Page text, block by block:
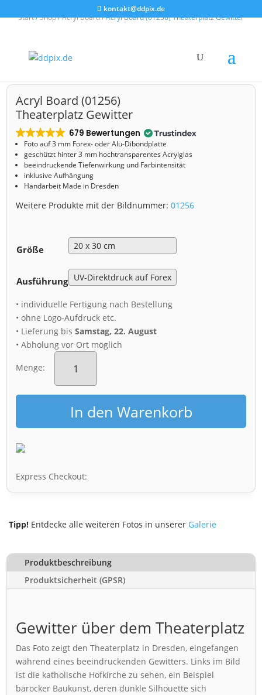
kontakt@ddpix.de
Start/Shop/Acryl Board/ Acryl Board (01256) Theaterplatz Gewitter
Acryl Board (01256)
Theaterplatz Gewitter
679 Bewertungen
Foto auf 3 mm Forex- oder Alu-Dibondplatte
geschützt hinter 3 mm hochtransparentes Acrylglas
beeindruckende Tiefenwirkung und Farbintensität
inklusive Aufhängung
Handarbeit Made in Dresden
Weitere Produkte mit der Bildnummer:01256
Größe
Ausführung
• individuelle Fertigung nach Bestellung
• ohne Logo-Aufdruck etc.
• Lieferung bisSamstag, 22. August
• Abholung vor Ort möglich
Menge:
Acryl
Board
Theaterplatz
Gewitter
MengeIn den Warenkorb
Express Checkout:
Tipp! Entdecke alle weiteren Fotos in unserer Galerie
Produktbeschreibung
Produktsicherheit (GPSR)
Gewitter über dem Theaterplatz
Das Foto zeigt den Theaterplatz in Dresden, eingefangen
während eines beeindruckenden Gewitters. Links im Bild
ist die katholische Hofkirche zu sehen, ein Beispiel
barocker Baukunst, deren dunkle Silhouette sich